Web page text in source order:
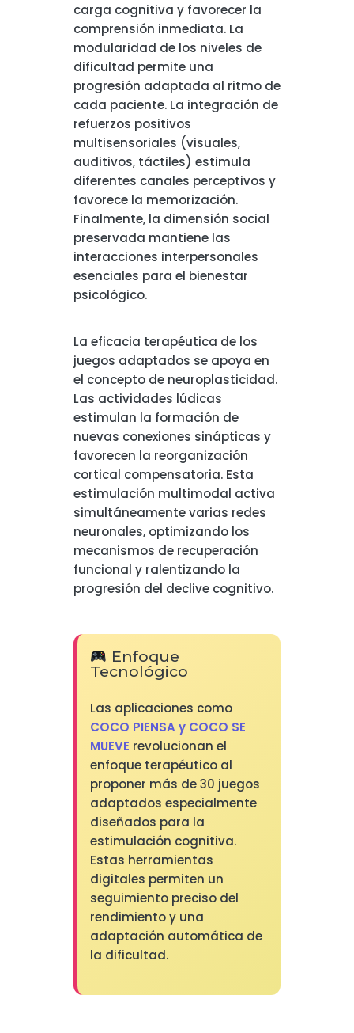
carga cognitiva y favorecer la
comprensión inmediata. La
modularidad de los niveles de
dificultad permite una
progresión adaptada al ritmo de
cada paciente. La integración de
refuerzos positivos
multisensoriales (visuales,
auditivos, táctiles) estimula
diferentes canales perceptivos y
favorece la memorización.
Finalmente, la dimensión social
preservada mantiene las
interacciones interpersonales
esenciales para el bienestar
psicológico.
La eficacia terapéutica de los
juegos adaptados se apoya en
el concepto de neuroplasticidad.
Las actividades lúdicas
estimulan la formación de
nuevas conexiones sinápticas y
favorecen la reorganización
cortical compensatoria. Esta
estimulación multimodal activa
simultáneamente varias redes
neuronales, optimizando los
mecanismos de recuperación
funcional y ralentizando la
progresión del declive cognitivo.
Enfoque
Tecnológico
Las aplicaciones como
COCO PIENSA y COCO SE
MUEVE revolucionan el
enfoque terapéutico al
proponer más de 30 juegos
adaptados especialmente
diseñados para la
estimulación cognitiva.
Estas herramientas
digitales permiten un
seguimiento preciso del
rendimiento y una
adaptación automática de
la dificultad.